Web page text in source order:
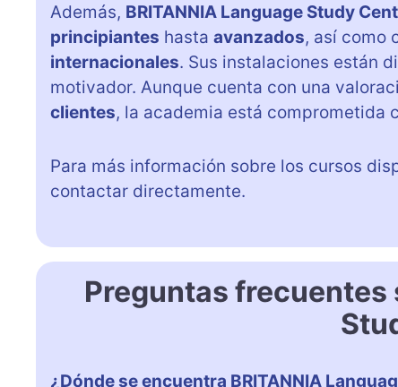
Además, BRITANNIA Language Study
principiantes hasta avanzados, así como
internacionales. Sus instalaciones están
motivador. Aunque cuenta con una
clientes, la academia está comprometida
Para más información sobre los cursos
contactar directamente.
Preguntas frecuentes
¿Dónde se encuentra BRITANNIA